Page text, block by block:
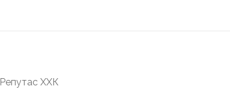
Репутас ХХК